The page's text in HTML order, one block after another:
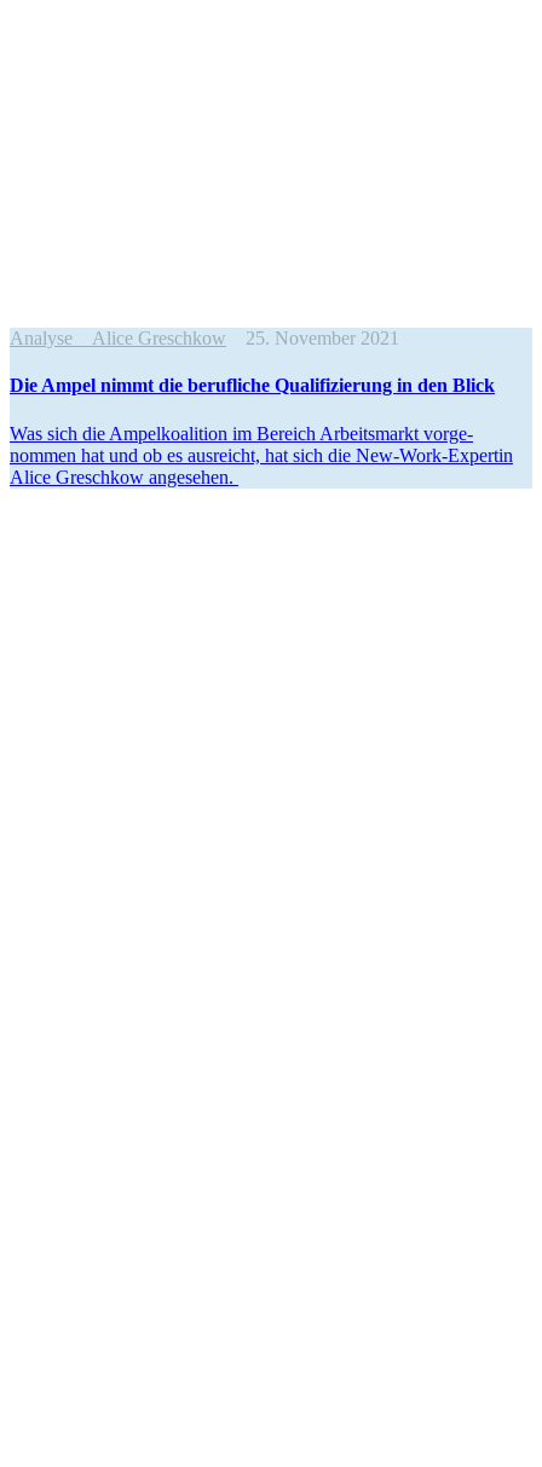
Analyse Alice Greschkow 25. November 2021
Die Ampel nimmt die beruf­liche Quali­fi­zierung in den Blick
Was sich die Ampel­ko­alition im Bereich Arbeits­markt vorge­
nommen hat und ob es ausreicht, hat sich die New-Work-Expertin
Alice Greschkow angesehen.